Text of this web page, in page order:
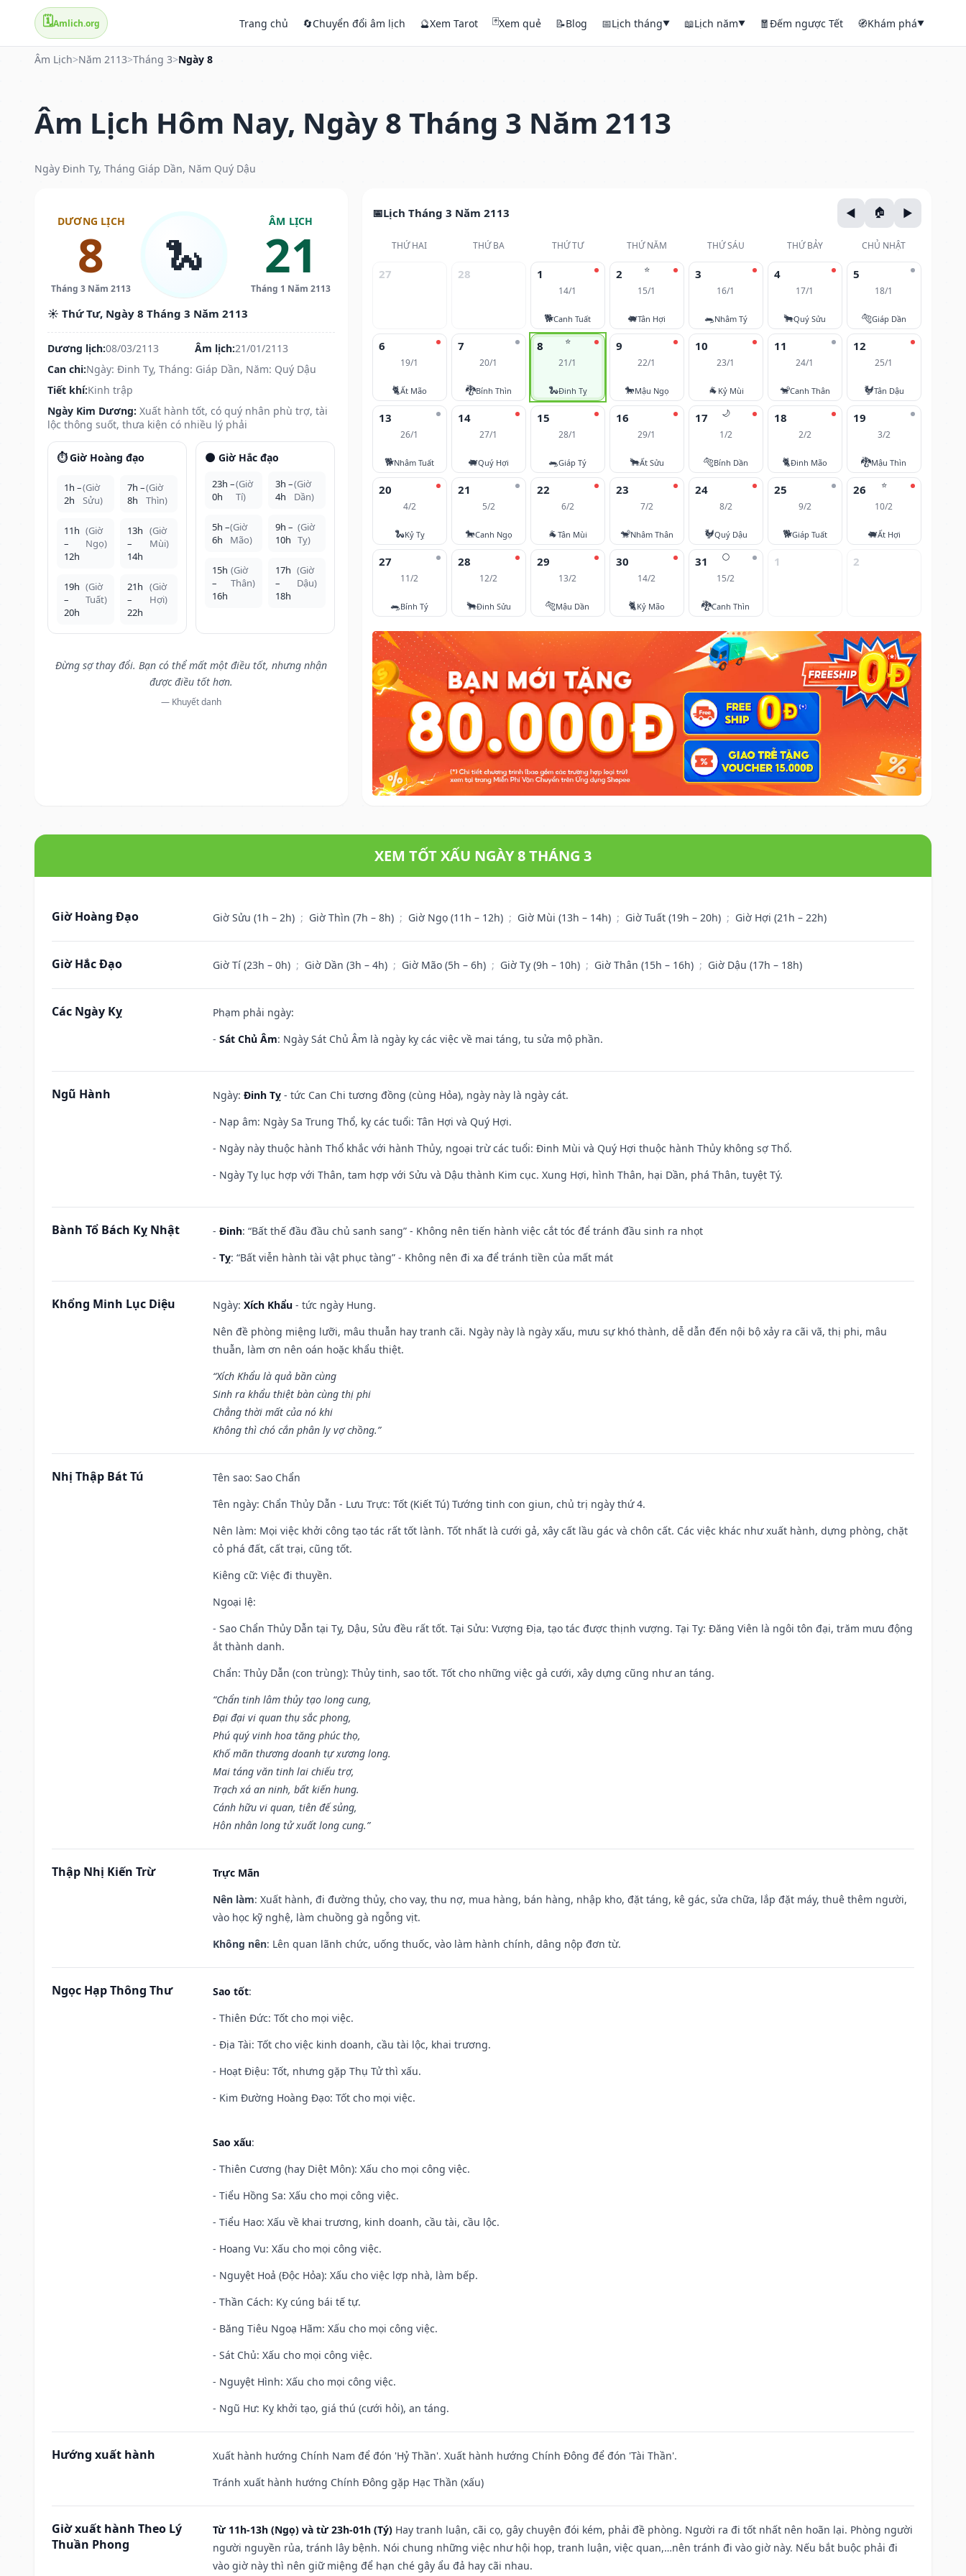
🗓️Amlich.org Trang chủ 🔄Chuyển đổi âm lịch 🔮Xem Tarot 🃏Xem quẻ 📝Blog 📅Lịch tháng▼ 📖Lịch năm▼ 🧧Đếm ngược Tết 🧭Khám phá▼
Âm Lịch>Năm 2113>Tháng 3>Ngày 8
Âm Lịch Hôm Nay, Ngày 8 Tháng 3 Năm 2113
Ngày Đinh Tỵ, Tháng Giáp Dần, Năm Quý Dậu
DƯƠNG LỊCH
8
Tháng 3 Năm 2113
🐍
ÂM LỊCH
21
Tháng 1 Năm 2113
☀️ Thứ Tư, Ngày 8 Tháng 3 Năm 2113
Dương lịch:08/03/2113 Âm lịch:21/01/2113
Can chi:Ngày: Đinh Tỵ, Tháng: Giáp Dần, Năm: Quý Dậu
Tiết khí:Kinh trập
Ngày Kim Dương: Xuất hành tốt, có quý nhân phù trợ, tài
lộc thông suốt, thưa kiện có nhiều lý phải
⏱️ Giờ Hoàng đạo
1h –
2h
(Giờ
Sửu)
7h –
8h
(Giờ
Thìn)
11h
–
12h
(Giờ
Ngọ)
13h
–
14h
(Giờ
Mùi)
19h
–
20h
(Giờ
Tuất)
21h
–
22h
(Giờ
Hợi)
🌑 Giờ Hắc đạo
23h –
0h
(Giờ
Tí)
3h –
4h
(Giờ
Dần)
5h –
6h
(Giờ
Mão)
9h –
10h
(Giờ
Tỵ)
15h
–
16h
(Giờ
Thân)
17h
–
18h
(Giờ
Dậu)
Đừng sợ thay đổi. Bạn có thể mất một điều tốt, nhưng nhận
được điều tốt hơn.
— Khuyết danh
Lịch Tháng 3 Năm 2113
THỨ HAI THỨ BA THỨ TƯ THỨ NĂM THỨ SÁU THỨ BẢY CHỦ NHẬT
27 28 1
14/1
🐕Canh Tuất
⭐
2
15/1
🐖Tân Hợi
3
16/1
🐀Nhâm Tý
4
17/1
🐂Quý Sửu
5
18/1
🐅Giáp Dần
6
19/1
🐈Ất Mão
7
20/1
🐉Bính Thìn
⭐
8
21/1
🐍Đinh Tỵ
9
22/1
🐎Mậu Ngọ
10
23/1
🐐 Kỷ Mùi
11
24/1
🐒Canh Thân
12
25/1
🐓Tân Dậu
13
26/1
🐕Nhâm Tuất
14
27/1
🐖Quý Hợi
15
28/1
🐀Giáp Tý
16
29/1
🐂Ất Sửu
🌙
17
1/2
🐅Bính Dần
18
2/2
🐈Đinh Mão
19
3/2
🐉Mậu Thìn
20
4/2
🐍Kỷ Tỵ
21
5/2
🐎Canh Ngọ
22
6/2
🐐Tân Mùi
23
7/2
🐒Nhâm Thân
24
8/2
🐓Quý Dậu
25
9/2
🐕Giáp Tuất
⭐
26
10/2
🐖Ất Hợi
27
11/2
🐀Bính Tý
28
12/2
🐂Đinh Sửu
29
13/2
🐅Mậu Dần
30
14/2
🐈Kỷ Mão
🌕
31
15/2
🐉Canh Thìn
1 2
XEM TỐT XẤU NGÀY 8 THÁNG 3
Giờ Hoàng Đạo Giờ Sửu (1h – 2h) ; Giờ Thìn (7h – 8h) ; Giờ Ngọ (11h – 12h) ; Giờ Mùi (13h – 14h) ; Giờ Tuất (19h – 20h) ; Giờ Hợi (21h – 22h)
Giờ Hắc Đạo Giờ Tí (23h – 0h) ; Giờ Dần (3h – 4h) ; Giờ Mão (5h – 6h) ; Giờ Tỵ (9h – 10h) ; Giờ Thân (15h – 16h) ; Giờ Dậu (17h – 18h)
Các Ngày Kỵ
Phạm phải ngày:
- Sát Chủ Âm: Ngày Sát Chủ Âm là ngày kỵ các việc về mai táng, tu sửa mộ phần.
Ngũ Hành Ngày: Đinh Tỵ - tức Can Chi tương đồng (cùng Hỏa), ngày này là ngày cát.
- Nạp âm: Ngày Sa Trung Thổ, kỵ các tuổi: Tân Hợi và Quý Hợi.
- Ngày này thuộc hành Thổ khắc với hành Thủy, ngoại trừ các tuổi: Đinh Mùi và Quý Hợi thuộc hành Thủy không sợ Thổ.
- Ngày Tỵ lục hợp với Thân, tam hợp với Sửu và Dậu thành Kim cục. Xung Hợi, hình Thân, hại Dần, phá Thân, tuyệt Tý.
Bành Tổ Bách Kỵ Nhật - Đinh: “Bất thế đầu đầu chủ sanh sang” - Không nên tiến hành việc cắt tóc để tránh đầu sinh ra nhọt
- Tỵ: “Bất viễn hành tài vật phục tàng” - Không nên đi xa để tránh tiền của mất mát
Khổng Minh Lục Diệu Ngày: Xích Khẩu - tức ngày Hung.
Nên đề phòng miệng lưỡi, mâu thuẫn hay tranh cãi. Ngày này là ngày xấu, mưu sự khó thành, dễ dẫn đến nội bộ xảy ra cãi vã, thị phi, mâu
thuẫn, làm ơn nên oán hoặc khẩu thiệt.
“Xích Khẩu là quả bần cùng
Sinh ra khẩu thiệt bàn cùng thị phi
Chẳng thời mất của nó khi
Không thì chó cắn phân ly vợ chồng.”
Nhị Thập Bát Tú Tên sao: Sao Chẩn
Tên ngày: Chẩn Thủy Dẫn - Lưu Trực: Tốt (Kiết Tú) Tướng tinh con giun, chủ trị ngày thứ 4.
Nên làm: Mọi việc khởi công tạo tác rất tốt lành. Tốt nhất là cưới gả, xây cất lầu gác và chôn cất. Các việc khác như xuất hành, dựng phòng, chặt
cỏ phá đất, cất trại, cũng tốt.
Kiêng cữ: Việc đi thuyền.
Ngoại lệ:
- Sao Chẩn Thủy Dẫn tại Tỵ, Dậu, Sửu đều rất tốt. Tại Sửu: Vượng Địa, tạo tác được thịnh vượng. Tại Tỵ: Đăng Viên là ngôi tôn đại, trăm mưu động
ắt thành danh.
Chẩn: Thủy Dẫn (con trùng): Thủy tinh, sao tốt. Tốt cho những việc gả cưới, xây dựng cũng như an táng.
“Chẩn tinh lâm thủy tạo long cung,
Đại đại vi quan thụ sắc phong,
Phú quý vinh hoa tăng phúc thọ,
Khố mãn thương doanh tự xương long.
Mai táng văn tinh lai chiếu trợ,
Trạch xá an ninh, bất kiến hung.
Cánh hữu vi quan, tiên đế sủng,
Hôn nhân long tử xuất long cung.”
Thập Nhị Kiến Trừ
Trực Mãn
Nên làm: Xuất hành, đi đường thủy, cho vay, thu nợ, mua hàng, bán hàng, nhập kho, đặt táng, kê gác, sửa chữa, lắp đặt máy, thuê thêm người,
vào học kỹ nghệ, làm chuồng gà ngỗng vịt.
Không nên: Lên quan lãnh chức, uống thuốc, vào làm hành chính, dâng nộp đơn từ.
Ngọc Hạp Thông Thư Sao tốt:
- Thiên Đức: Tốt cho mọi việc.
- Địa Tài: Tốt cho việc kinh doanh, cầu tài lộc, khai trương.
- Hoạt Điệu: Tốt, nhưng gặp Thụ Tử thì xấu.
- Kim Đường Hoàng Đạo: Tốt cho mọi việc.
Sao xấu:
- Thiên Cương (hay Diệt Môn): Xấu cho mọi công việc.
- Tiểu Hồng Sa: Xấu cho mọi công việc.
- Tiểu Hao: Xấu về khai trương, kinh doanh, cầu tài, cầu lộc.
- Hoang Vu: Xấu cho mọi công việc.
- Nguyệt Hoả (Độc Hỏa): Xấu cho việc lợp nhà, làm bếp.
- Thần Cách: Kỵ cúng bái tế tự.
- Băng Tiêu Ngoạ Hãm: Xấu cho mọi công việc.
- Sát Chủ: Xấu cho mọi công việc.
- Nguyệt Hình: Xấu cho mọi công việc.
- Ngũ Hư: Kỵ khởi tạo, giá thú (cưới hỏi), an táng.
Hướng xuất hành
Xuất hành hướng Chính Nam để đón 'Hỷ Thần'. Xuất hành hướng Chính Đông để đón 'Tài Thần'.
Tránh xuất hành hướng Chính Đông gặp Hạc Thần (xấu)
Giờ xuất hành Theo Lý
Thuần Phong
Từ 11h-13h (Ngọ) và từ 23h-01h (Tý) Hay tranh luận, cãi cọ, gây chuyện đói kém, phải đề phòng. Người ra đi tốt nhất nên hoãn lại. Phòng người
người nguyền rủa, tránh lây bệnh. Nói chung những việc như hội họp, tranh luận, việc quan,…nên tránh đi vào giờ này. Nếu bắt buộc phải đi
vào giờ này thì nên giữ miệng để hạn ché gây ẩu đả hay cãi nhau.